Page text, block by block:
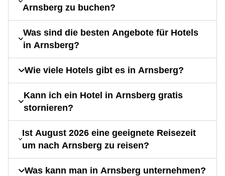
Arnsberg zu buchen?
Was sind die besten Angebote für Hotels
in Arnsberg?
Wie viele Hotels gibt es in Arnsberg?
Kann ich ein Hotel in Arnsberg gratis
stornieren?
Ist August 2026 eine geeignete Reisezeit
um nach Arnsberg zu reisen?
Was kann man in Arnsberg unternehmen?